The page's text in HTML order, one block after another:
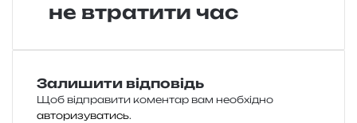
не втратити час
Залишити відповідь
Щоб відправити коментар вам необхідно
авторизуватись.